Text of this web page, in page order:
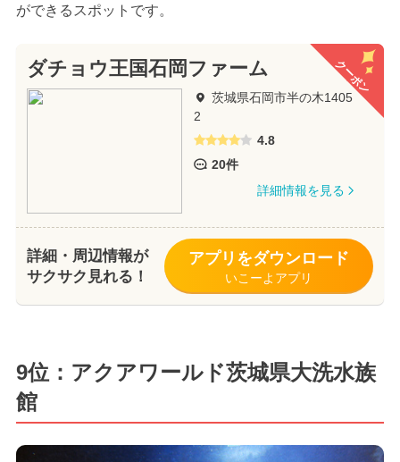
ができるスポットです。
クーポン
ダチョウ王国石岡ファーム
茨城県石岡市半の木1405
2
4.8
20件
詳細情報を見る
詳細・周辺情報が
サクサク見れる！
アプリをダウンロード
いこーよアプリ
9位：アクアワールド茨城県大洗水族
館